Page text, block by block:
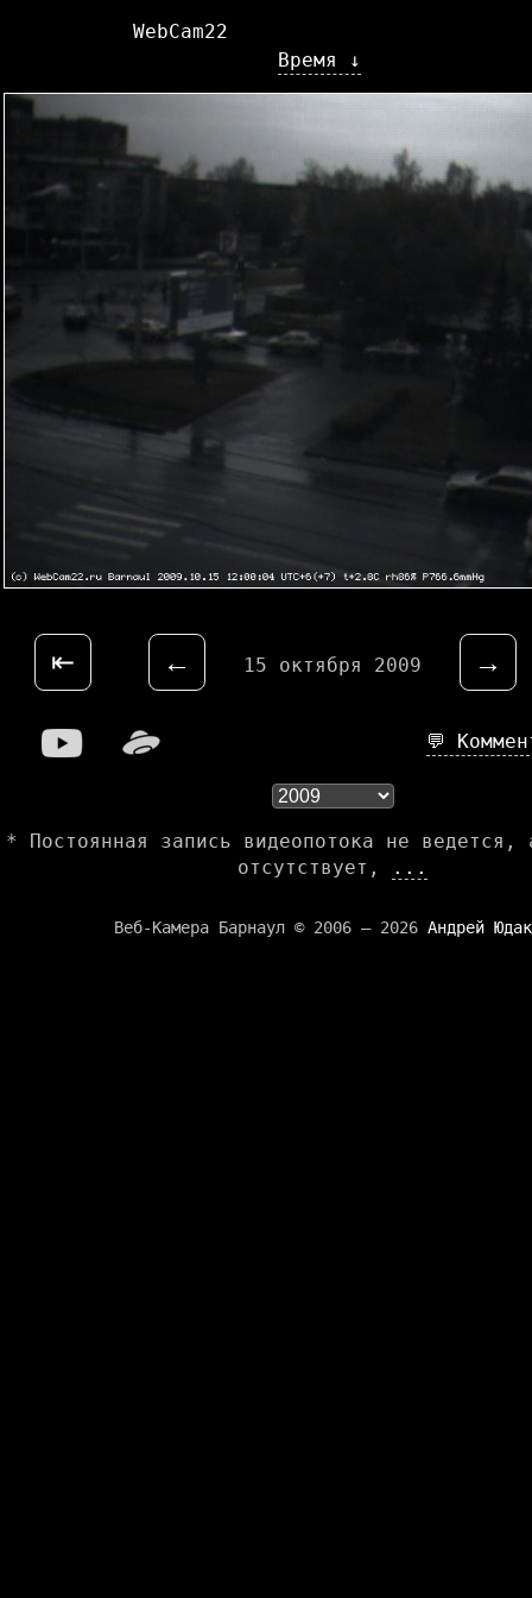
Время ↓
WebCam22
⇤ ← 15 октября 2009 →
💬
* Постоянная запись видеопотока не ведется,
отсутствует,
...
Веб-Камера Барнаул © 2006 — 2026 Андрей